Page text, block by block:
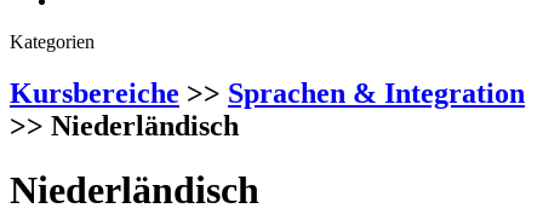
Kategorien
Kursbereiche >> Sprachen & Integration
>> Niederländisch
Niederländisch